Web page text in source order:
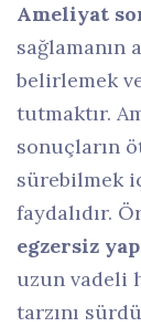
Ameliyat
sağlamanın
belirlemek
tutmaktır.
sonuçların
sürebilmek
faydalıdır.
egzersiz
uzun vadeli
tarzını